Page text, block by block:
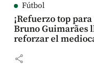
Fútbol
¡Refuerzo top
Bruno Guimarães
reforzar el
share